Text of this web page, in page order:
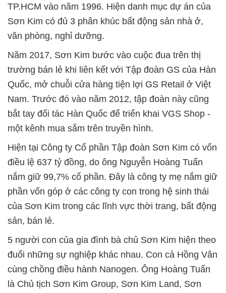
TP.HCM vào năm 1996. Hiện danh mục dự án của
Sơn Kim có đủ 3 phân khúc bất động sản nhà ở,
văn phòng, nghỉ dưỡng.
Năm 2017, Sơn Kim bước vào cuộc đua trên thị
trường bán lẻ khi liên kết với Tập đoàn GS của Hàn
Quốc, mở chuỗi cửa hàng tiện lợi GS Retail ở Việt
Nam. Trước đó vào năm 2012, tập đoàn này cũng
bắt tay đối tác Hàn Quốc để triển khai VGS Shop -
một kênh mua sắm trên truyền hình.
Hiện tại Công ty Cổ phần Tập đoàn Sơn Kim có vốn
điều lệ 637 tỷ đồng, do ông Nguyễn Hoàng Tuấn
nắm giữ 99,7% cổ phần. Đây là công ty mẹ nắm giữ
phần vốn góp ở các công ty con trong hệ sinh thái
của Sơn Kim trong các lĩnh vực thời trang, bất động
sản, bán lẻ.
5 người con của gia đình bà chủ Sơn Kim hiện theo
đuổi những sự nghiệp khác nhau. Con cả Hồng Vân
cùng chồng điều hành Nanogen. Ông Hoàng Tuấn
là Chủ tịch Sơn Kim Group, Sơn Kim Land, Sơn